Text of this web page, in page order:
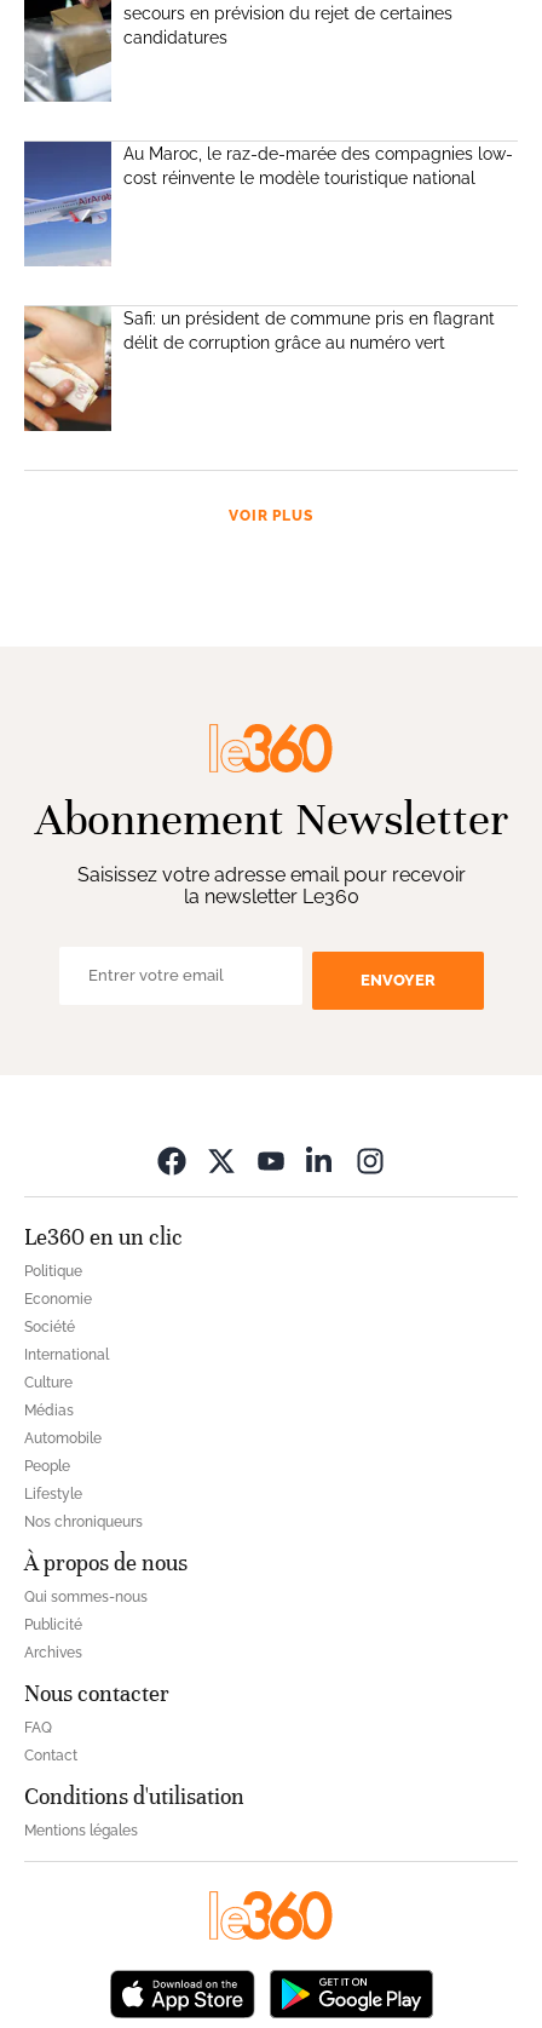
secours en prévision du rejet de certaines
candidatures
Au Maroc, le raz-de-marée des compagnies low-
cost réinvente le modèle touristique national
Safi: un président de commune pris en flagrant
délit de corruption grâce au numéro vert
VOIR PLUS
Abonnement Newsletter
Saisissez votre adresse email pour recevoir
la newsletter Le360
ENVOYER
Le360 en un clic
Politique
Economie
Société
International
Culture
Médias
Automobile
People
Lifestyle
Nos chroniqueurs
À propos de nous
Qui sommes-nous
Publicité
Archives
Nous contacter
FAQ
Contact
Conditions d'utilisation
Mentions légales